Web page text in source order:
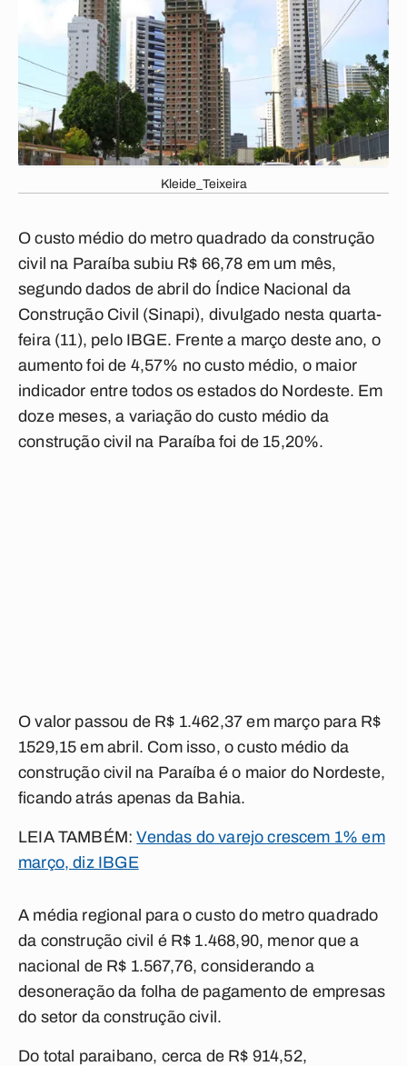
Kleide_Teixeira
O custo médio do metro quadrado da construção
civil na Paraíba subiu R$ 66,78 em um mês,
segundo dados de abril do Índice Nacional da
Construção Civil (Sinapi), divulgado nesta quarta-
feira (11), pelo IBGE. Frente a março deste ano, o
aumento foi de 4,57% no custo médio, o maior
indicador entre todos os estados do Nordeste. Em
doze meses, a variação do custo médio da
construção civil na Paraíba foi de 15,20%.
O valor passou de R$ 1.462,37 em março para R$
1529,15 em abril. Com isso, o custo médio da
construção civil na Paraíba é o maior do Nordeste,
ficando atrás apenas da Bahia.
LEIA TAMBÉM:Vendas do varejo crescem 1% em
março, diz IBGE
A média regional para o custo do metro quadrado
da construção civil é R$ 1.468,90, menor que a
nacional de R$ 1.567,76, considerando a
desoneração da folha de pagamento de empresas
do setor da construção civil.
Do total paraibano, cerca de R$ 914,52,